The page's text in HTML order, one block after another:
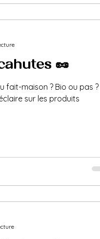
🥜
fait-maison ? Bio ou pas ?
sur les produits